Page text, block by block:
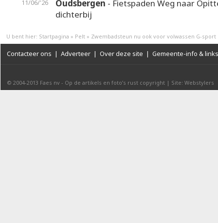
11/06/'26 Oudsbergen - Fietspaden Weg naar
dichterbij
U bent hier: Startpagina » Pelt » Zwembadsteun nu ook voor volwassen G-sport
Contacteer ons | Adverteer | Over deze site | Gemeente-info & links
© 2004-2013 Faes nv - Op de artikels en foto’s rust copyright | Site: Webstylers